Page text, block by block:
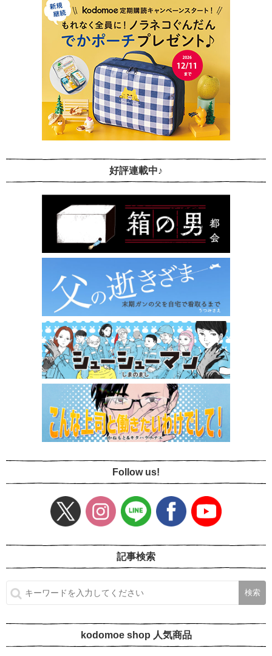
好評連載中♪
Follow us!
記事検索
kodomoe shop 人気商品